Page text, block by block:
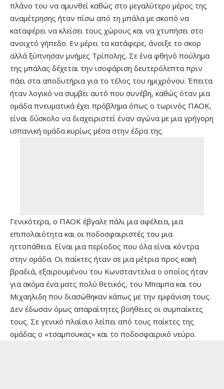
πλάνο του να αμυνθεί καθώς στο μεγαλύτερο μέρος της
αναμέτρησης ήταν πίσω από τη μπάλα με σκοπό να
καταφέρει να κλείσει τους χώρους και να χτυπήσει στο
ανοιχτό γήπεδο. Εν μέρει τα κατάφερε, άνοιξε το σκορ
αλλά ξύπνησαν μνήμες Τρίπολης. Σε ένα φθηνό πούλημα
της μπάλας δέχεται την ισοφάριση δευτερόλεπτα πριν
πάει στα αποδυτήρια για το τέλος του ημιχρόνου. Έπειτα
ήταν λογικό να συμβει αυτό που συνέβη, καθώς όταν μια
ομάδα πνευματικά έχει πρόβλημα όπως ο τωρινός ΠΑΟΚ,
είναι δύσκολο να διαχειριστεί έναν αγώνα με μια γρήγορη
ισπανική ομάδα κυρίως μέσα στην έδρα της.
Γενικότερα, ο ΠΑΟΚ έβγαλε πάλι μια αφέλεια, μια
επιπολαιότητα και οι ποδοσφαιριστές του μια
ηττοπάθεια. Είναι μια περίοδος που όλα είναι κόντρα
στην ομάδα. Οι παίκτες ήταν σε μια μέτρια προς κακή
βραδιά, εξαιρουμένου του Κωνσταντελια ο οποίος ήταν
για ακόμα ένα ματς πολύ θετικός, του Μπαμπα και του
Μιχαηλιδη που διασώθηκαν κάπως με την εμφάνιση τους.
Δεν έδωσαν όμως απαραίτητες βοήθειες οι συμπαίκτες
τους. Σε γενικό πλαίσιο λείπει από τους παίκτες της
ομάδας ο «τσαμπουκας» και το ποδοσφαιρικό νεύρο.